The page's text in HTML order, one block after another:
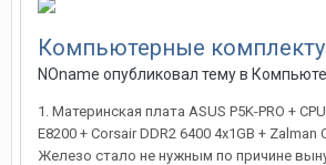
Компьютерные
NOname опубликовал тему в
1. Материнская плата ASUS P5K-PRO +
E8200 + Corsair DDR2 6400 4x1GB + Zalman
Железо стало не нужным по причине